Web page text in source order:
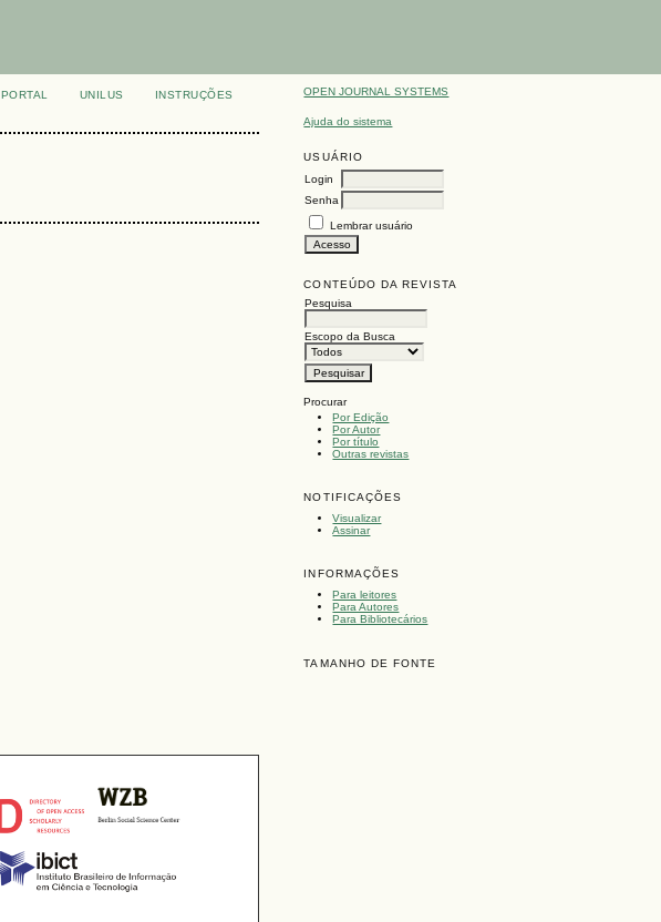
OPEN JOURNAL SYSTEMS
Ajuda do sistema
USUÁRIO
Login
Senha
Lembrar usuário
CONTEÚDO DA REVISTA
Pesquisa
Escopo da Busca
Procurar
Por Edição
Por Autor
Por título
Outras revistas
NOTIFICAÇÕES
Visualizar
Assinar
INFORMAÇÕES
Para leitores
Para Autores
Para Bibliotecários
TAMANHO DE FONTE
PORTAL UNILUS
INSTRUÇÕES